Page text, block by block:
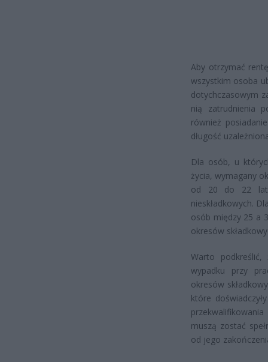
Aby otrzymać
wszystkim osoba
dotychczasowym
nią zatrudnienia
również
długość
Dla osób, u
życia, wymagany
od 20 do 22 lat,
nieskładkowych.
osób między 25 a
okresów
Warto
wypadku przy
okresów
które
muszą zostać
od jego